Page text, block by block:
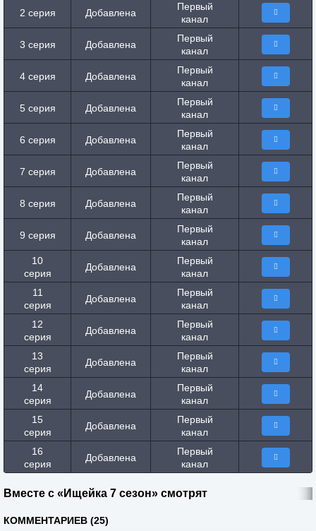
2 серия Добавлена
Первый
канал
3 серия Добавлена
Первый
канал
4 серия Добавлена
Первый
канал
5 серия Добавлена
Первый
канал
6 серия Добавлена
Первый
канал
7 серия Добавлена
Первый
канал
8 серия Добавлена
Первый
канал
9 серия Добавлена
Первый
канал
10
серия
Добавлена
Первый
канал
11
серия
Добавлена
Первый
канал
12
серия
Добавлена
Первый
канал
13
серия
Добавлена
Первый
канал
14
серия
Добавлена
Первый
канал
15
серия
Добавлена
Первый
канал
16
серия
Добавлена
Первый
канал
Вместе с «Ищейка 7 сезон» смотрят
КОММЕНТАРИЕВ (25)